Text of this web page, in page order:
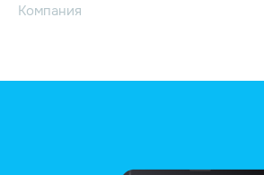
Компания